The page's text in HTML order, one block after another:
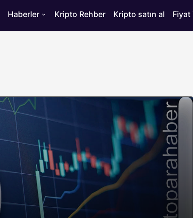
Haberler Kripto Rehber Kripto satın al Fiyat
HABERLER